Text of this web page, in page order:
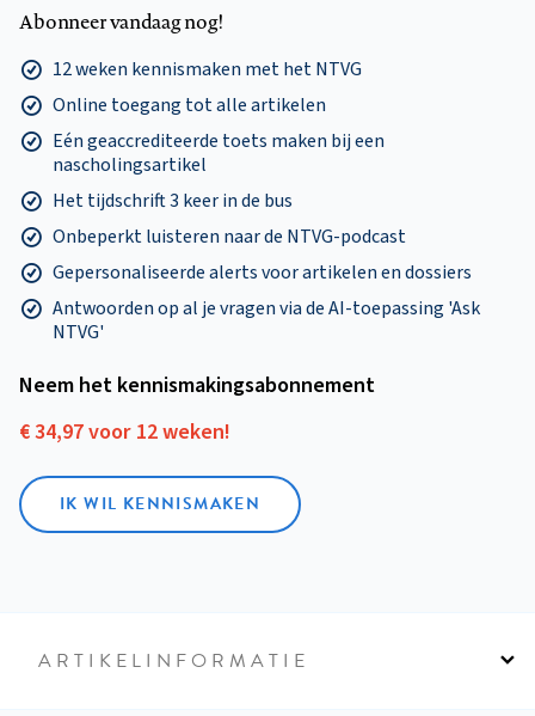
Abonneer vandaag nog!
12 weken kennismaken met het NTVG
Online toegang tot alle artikelen
Eén geaccrediteerde toets maken bij een
nascholingsartikel
Het tijdschrift 3 keer in de bus
Onbeperkt luisteren naar de NTVG-podcast
Gepersonaliseerde alerts voor artikelen en dossiers
Antwoorden op al je vragen via de AI-toepassing 'Ask
NTVG'
Neem het kennismakings­abonnement
€ 34,97 voor 12 weken!
IK WIL KENNISMAKEN
ARTIKELINFORMATIE